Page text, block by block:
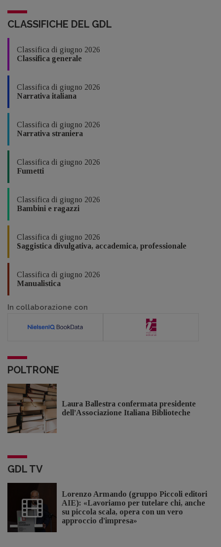
CLASSIFICHE DEL GDL
Classifica di giugno 2026
Classifica generale
Classifica di giugno 2026
Narrativa italiana
Classifica di giugno 2026
Narrativa straniera
Classifica di giugno 2026
Fumetti
Classifica di giugno 2026
Bambini e ragazzi
Classifica di giugno 2026
Saggistica divulgativa, accademica, professionale
Classifica di giugno 2026
Manualistica
In collaborazione con
POLTRONE
Laura Ballestra confermata presidente
dell’Associazione Italiana Biblioteche
GDL TV
Lorenzo Armando (gruppo Piccoli editori
AIE): «Lavoriamo per tutelare chi, anche
su piccola scala, opera con un vero
approccio d'impresa»